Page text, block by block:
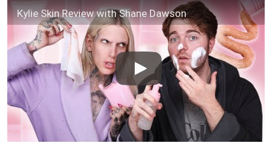
Kylie Skin Review with Shane Dawson